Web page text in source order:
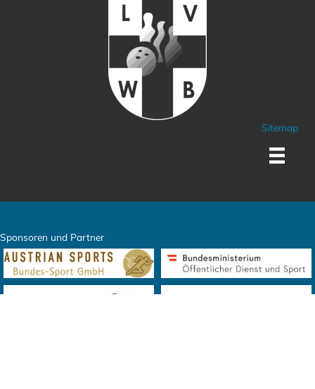
Sitemap
Sponsoren und Partner